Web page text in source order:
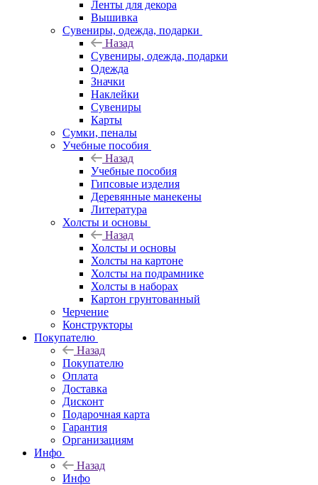
Ленты для декора
Вышивка
Сувениры, одежда, подарки
Назад
Сувениры, одежда, подарки
Одежда
Значки
Наклейки
Сувениры
Карты
Сумки, пеналы
Учебные пособия
Назад
Учебные пособия
Гипсовые изделия
Деревянные манекены
Литература
Холсты и основы
Назад
Холсты и основы
Холсты на картоне
Холсты на подрамнике
Холсты в наборах
Картон грунтованный
Черчение
Конструкторы
Покупателю
Назад
Покупателю
Оплата
Доставка
Дисконт
Подарочная карта
Гарантия
Организациям
Инфо
Назад
Инфо